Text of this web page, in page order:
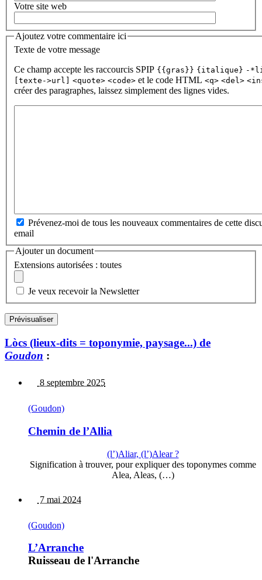
Votre site web
Ajoutez votre commentaire ici
Texte de votre message
Ce champ accepte les raccourcis SPIP {{gras}} {italique} -
[texte->url]
<quote> <code> et le code HTML <q> <del>
créer des paragraphes, laissez simplement des lignes vides.
Prévenez-moi de tous les nouveaux commentaires de cette
email
Ajouter un document
Extensions autorisées : toutes
Je veux recevoir la Newsletter
Lòcs (lieux-dits = toponymie, paysage...) de
Goudon :
8 septembre 2025
(Goudon)
Chemin de l’Allia
(l’)Aliar, (l’)Alear ?
Signification à trouver, pour expliquer des toponymes comme
Alea, Aleas, (…)
7 mai 2024
(Goudon)
L’Arranche
Ruisseau de l'Arranche